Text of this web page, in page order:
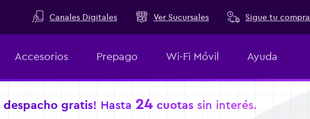
Canales Digitales Ver Sucursales Sigue tu compra
Accesorios Prepago Wi-Fi Móvil Ayuda
despacho gratis! Hasta 24 cuotas sin interés.